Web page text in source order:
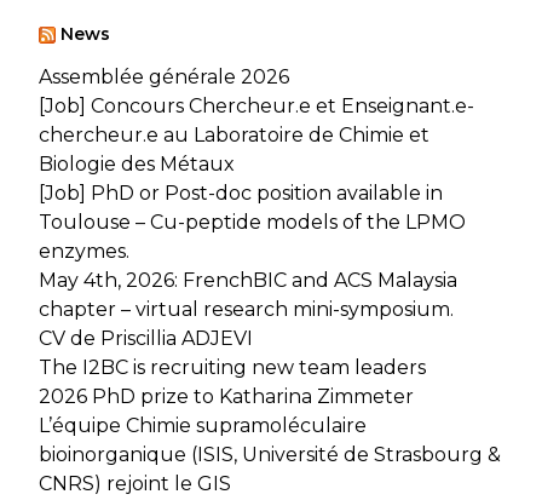
News
Assemblée générale 2026
[Job] Concours Chercheur.e et Enseignant.e-
chercheur.e au Laboratoire de Chimie et
Biologie des Métaux
[Job] PhD or Post-doc position available in
Toulouse – Cu-peptide models of the LPMO
enzymes.
May 4th, 2026: FrenchBIC and ACS Malaysia
chapter – virtual research mini-symposium.
CV de Priscillia ADJEVI
The I2BC is recruiting new team leaders
2026 PhD prize to Katharina Zimmeter
L’équipe Chimie supramoléculaire
bioinorganique (ISIS, Université de Strasbourg &
CNRS) rejoint le GIS